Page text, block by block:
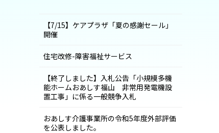
【7/15】ケアプラザ「夏の感謝セール」
開催
住宅改修-障害福祉サービス
【終了しました】入札公告「小規模多機
能ホームおあしす福山 非常用発電機設
置工事」に係る一般競争入札
おあしす介護事業所の令和5年度外部評価
を公表しました。